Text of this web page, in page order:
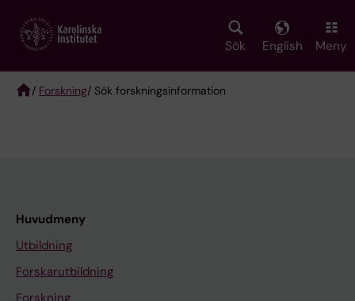
main
Sök English Meny
/ Forskning/ Sök forskningsinformation
Huvudmeny
Utbildning
Forskarutbildning